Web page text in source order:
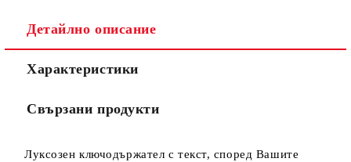
Детайлно описание
Характеристики
Свързани продукти
Луксозен ключодържател с текст, според Вашите